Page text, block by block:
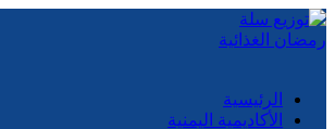
الرئيسية
الأكاديمية اليمنية